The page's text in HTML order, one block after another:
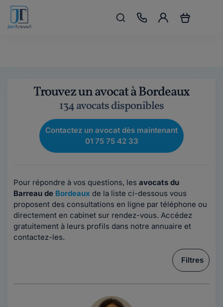
Trouvez un avocat à Bordeaux
134 avocats disponibles
Contactez un avocat dès maintenant
01 75 75 42 33
Pour répondre à vos questions, les avocats du
Barreau de Bordeaux de la liste ci-dessous vous
proposent des consultations en ligne par téléphone ou
directement en cabinet sur rendez-vous. Accédez
gratuitement à leurs profils dans notre annuaire et
contactez-les.
Filtres